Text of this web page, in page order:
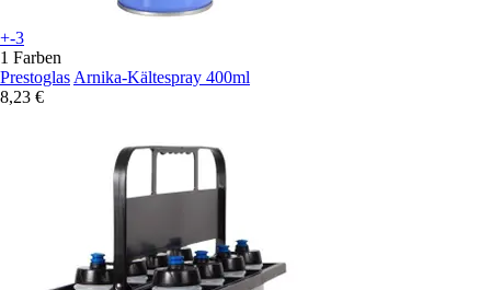
+-3
1 Farben
Prestoglas Arnika-Kältespray 400ml
8,23 €